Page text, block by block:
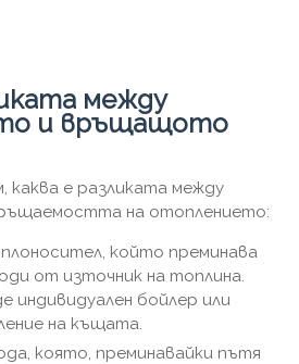
между
и връщащото
е разликата между
на отоплението:
който преминава
от източник на топлина.
индивидуален бойлер или
на къщата.
която, преминавайки пътя